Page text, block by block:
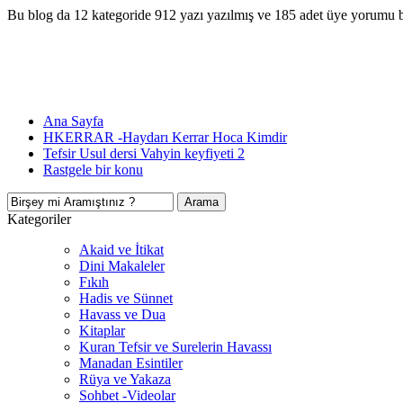
Bu blog da 12 kategoride 912 yazı yazılmış ve 185 adet üye yorumu
Ana Sayfa
HKERRAR -Haydarı Kerrar Hoca Kimdir
Tefsir Usul dersi Vahyin keyfiyeti 2
Rastgele bir konu
Kategoriler
Akaid ve İtikat
Dini Makaleler
Fıkıh
Hadis ve Sünnet
Havass ve Dua
Kitaplar
Kuran Tefsir ve Surelerin Havassı
Manadan Esintiler
Rüya ve Yakaza
Sohbet -Videolar